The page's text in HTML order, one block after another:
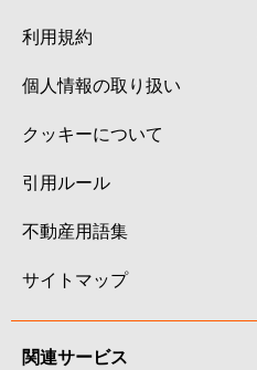
利用規約
個人情報の取り扱い
クッキーについて
引用ルール
不動産用語集
サイトマップ
関連サービス